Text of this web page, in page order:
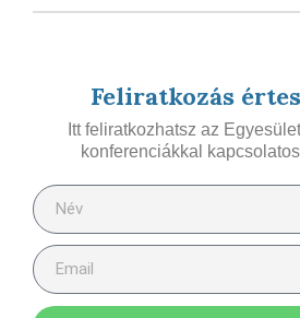
Feliratkozás
Itt feliratkozhatsz az
konferenciákkal